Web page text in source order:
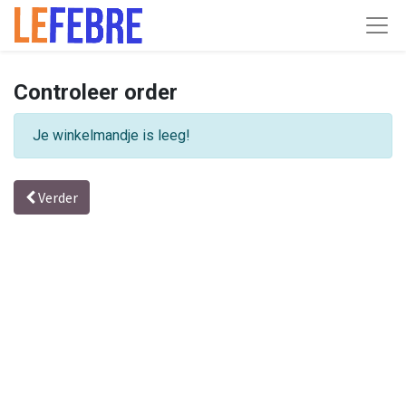
Controleer order
Je winkelmandje is leeg!
Verder